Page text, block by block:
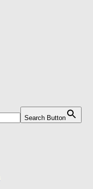
Search Button